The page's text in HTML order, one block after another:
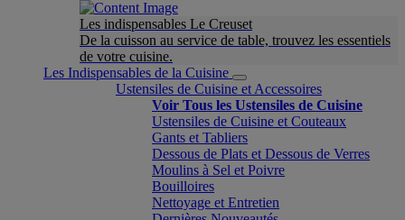
Les indispensables Le Creuset
De la cuisson au service de table, trouvez les essentiels
de votre cuisine.
Les Indispensables de la Cuisine
Ustensiles de Cuisine et Accessoires
Voir Tous les Ustensiles de Cuisine
Ustensiles de Cuisine et Couteaux
Gants et Tabliers
Dessous de Plats et Dessous de Verres
Moulins à Sel et Poivre
Bouilloires
Nettoyage et Entretien